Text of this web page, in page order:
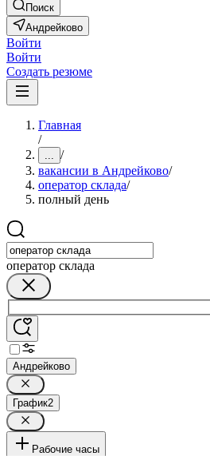
Поиск
Андрейково
Войти
Войти
Создать резюме
Главная
/
... /
вакансии в Андрейково/
оператор склада/
полный день
оператор склада
Андрейково
График2
Рабочие часы